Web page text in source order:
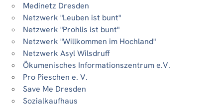
Medinetz Dresden
Netzwerk "Leuben ist bunt"
Netzwerk "Prohlis ist bunt"
Netzwerk "Willkommen im Hochland"
Netzwerk Asyl Wilsdruff
Ökumenisches Informationszentrum e.V.
Pro Pieschen e. V.
Save Me Dresden
Sozialkaufhaus